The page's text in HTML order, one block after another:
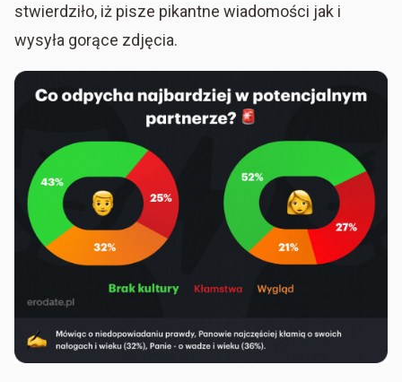
stwierdziło, iż pisze pikantne wiadomości jak i
wysyła gorące zdjęcia.